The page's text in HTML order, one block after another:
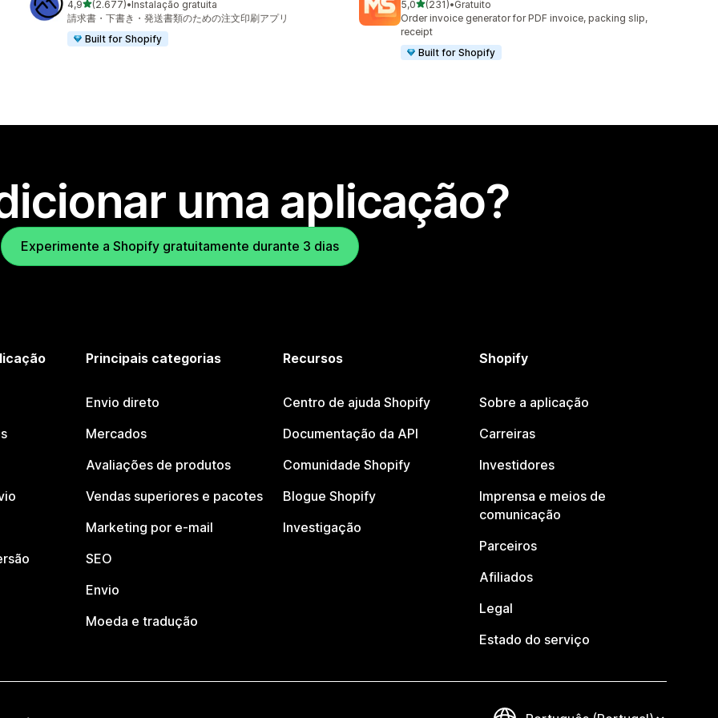
4,9de 5 estrelas
(2.677)
2677 total de avaliações
•Instalação gratuita
請求書・下書き・発送書類のための注文印刷アプリ
Built for Shopify
5,0de 5 estrelas
(231)
231 total de avaliações
•Gratuito
Order invoice generator for PDF invoice, packing slip,
receipt
Built for Shopify
uma aplicação?
Experimente a Shopify gratuitamente durante 3 dias
Principais categorias
Envio direto
Mercados
Avaliações de produtos
Vendas superiores e pacotes
Marketing por e-mail
SEO
Envio
Moeda e tradução
Recursos
Centro de ajuda Shopify
Documentação da API
Comunidade Shopify
Blogue Shopify
Investigação
Shopify
Sobre a aplicação
Carreiras
Investidores
Imprensa e meios de
comunicação
Parceiros
Afiliados
Legal
Estado do serviço